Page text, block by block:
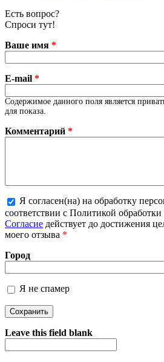
Есть вопрос?
Спроси тут!
Ваше имя *
E-mail *
Содержимое данного поля является
для показа.
Комментарий *
Более подробная информация о
Я согласен(на) на обработку
соответствии с Политикой
Согласие действует до достижения
моего отзыва *
Город
Я не спамер
Я спамер
Leave this field blank